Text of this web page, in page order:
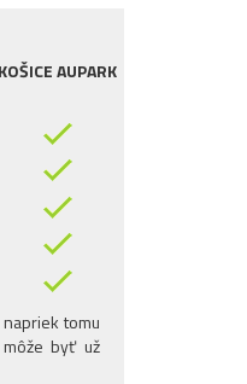
KOŠICE AUPARK
tomu
byť už